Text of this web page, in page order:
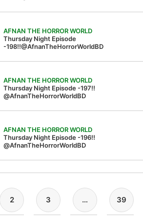
AFNAN THE HORROR WORLD
Thursday Night Episode
-198!!@AfnanTheHorrorWorldBD
AFNAN THE HORROR WORLD
Thursday Night Episode -197!!‪
@AfnanTheHorrorWorldBD‬
AFNAN THE HORROR WORLD
Thursday Night Episode -196!!
@AfnanTheHorrorWorldBD
2 3 … 39